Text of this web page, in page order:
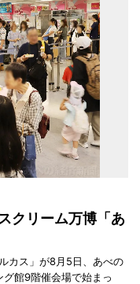
クリーム万博「あ
カス」が8月5日、あべの
館9階催会場で始まっ